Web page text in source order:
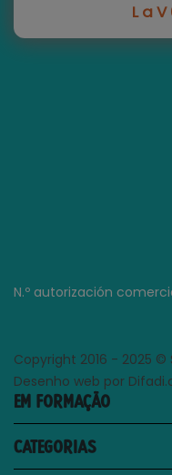
L a
N.º autorización
Copyright 2016 - 2025 ©
Desenho web por
EM FORMAÇÃO
CATEGORIAS